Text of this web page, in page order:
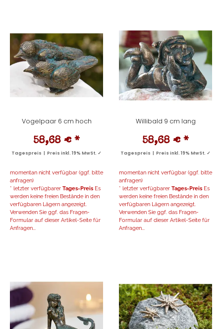
Vogelpaar 6 cm hoch
58,68 € *
Tagespreis | Preis inkl. 19% MwSt. ✓
momentan nicht verfügbar (ggf. bitte
anfragen)
* letzter verfügbarer Tages-Preis Es
werden keine freien Bestände in den
verfügbaren Lägern angezeigt.
Verwenden Sie ggf. das Fragen-
Formular auf dieser Artikel-Seite für
Anfragen...
Willibald 9 cm lang
58,68 € *
Tagespreis | Preis inkl. 19% MwSt. ✓
momentan nicht verfügbar (ggf. bitte
anfragen)
* letzter verfügbarer Tages-Preis Es
werden keine freien Bestände in den
verfügbaren Lägern angezeigt.
Verwenden Sie ggf. das Fragen-
Formular auf dieser Artikel-Seite für
Anfragen...